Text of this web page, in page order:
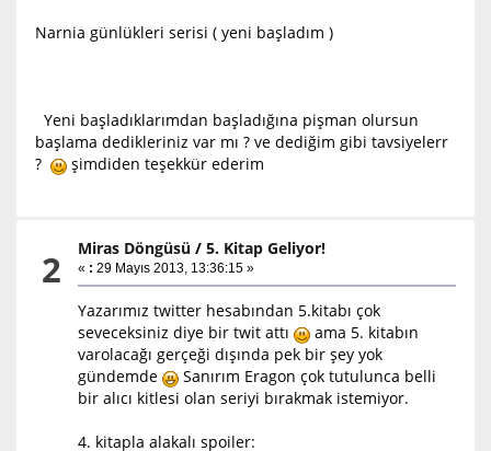
Narnia günlükleri serisi ( yeni başladım )
Yeni başladıklarımdan başladığına pişman olursun
başlama dedikleriniz var mı ? ve dediğim gibi tavsiyelerr
?
şimdiden teşekkür ederim
2 Miras Döngüsü /5. Kitap Geliyor!
« : 29 Mayıs 2013, 13:36:15 »
Yazarımız twitter hesabından 5.kitabı çok
seveceksiniz diye bir twit attı
ama 5. kitabın
varolacağı gerçeği dışında pek bir şey yok
gündemde
Sanırım Eragon çok tutulunca belli
bir alıcı kitlesi olan seriyi bırakmak istemiyor.
4. kitapla alakalı spoiler: